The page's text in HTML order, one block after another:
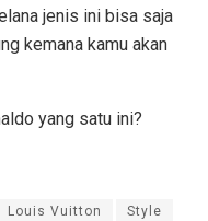
jenis ini bisa saja
kemana kamu akan
yang satu ini?
Louis Vuitton Style